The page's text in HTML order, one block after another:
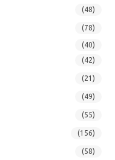
(48)
(78)
(40)
(42)
(21)
(49)
(55)
(156)
(58)